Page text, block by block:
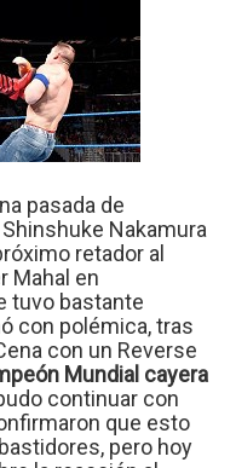
pasada de
Nakamura
retador al
Mahal en
tuvo bastante
con polémica, tras
con un Reverse
Mundial cayera
continuar con
que esto
pero hoy